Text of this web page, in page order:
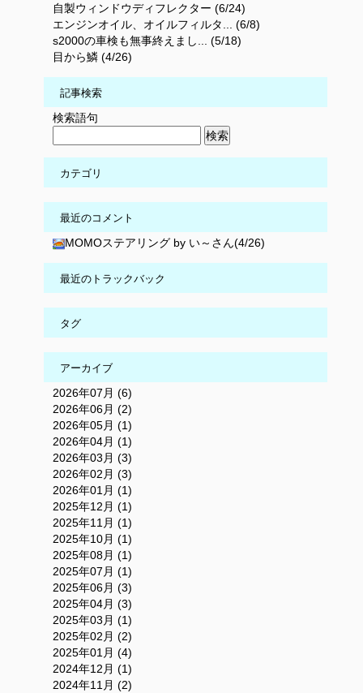
自製ウィンドウディフレクター (6/24)
エンジンオイル、オイルフィルタ... (6/8)
s2000の車検も無事終えまし... (5/18)
目から鱗 (4/26)
記事検索
検索語句
カテゴリ
最近のコメント
MOMOステアリング by い～さん(4/26)
最近のトラックバック
タグ
アーカイブ
2026年07月 (6)
2026年06月 (2)
2026年05月 (1)
2026年04月 (1)
2026年03月 (3)
2026年02月 (3)
2026年01月 (1)
2025年12月 (1)
2025年11月 (1)
2025年10月 (1)
2025年08月 (1)
2025年07月 (1)
2025年06月 (3)
2025年04月 (3)
2025年03月 (1)
2025年02月 (2)
2025年01月 (4)
2024年12月 (1)
2024年11月 (2)